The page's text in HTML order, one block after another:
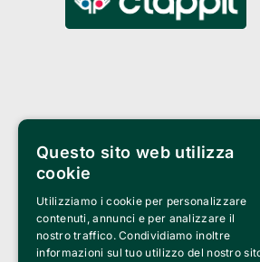
Questo sito web utilizza
cookie
Utilizziamo i cookie per personalizzare
contenuti, annunci e per analizzare il
nostro traffico. Condividiamo inoltre
informazioni sul tuo utilizzo del nostro